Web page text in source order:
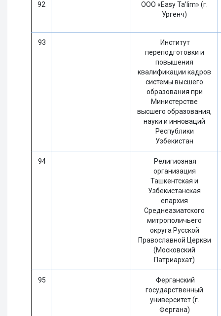
92
ООО «Easy Ta’lim» (г.
Ургенч)
93
Институт
переподготовки и
повышения
квалификации кадров
системы высшего
образования при
Министерстве
высшего образования,
науки и инноваций
Республики
Узбекистан
94
Религиозная
организация
Ташкентская и
Узбекистанская
епархия
Среднеазиатского
митрополичьего
округа Русской
Православной Церкви
(Московский
Патриархат)
95
Ферганский
государственный
университет (г.
Фергана)